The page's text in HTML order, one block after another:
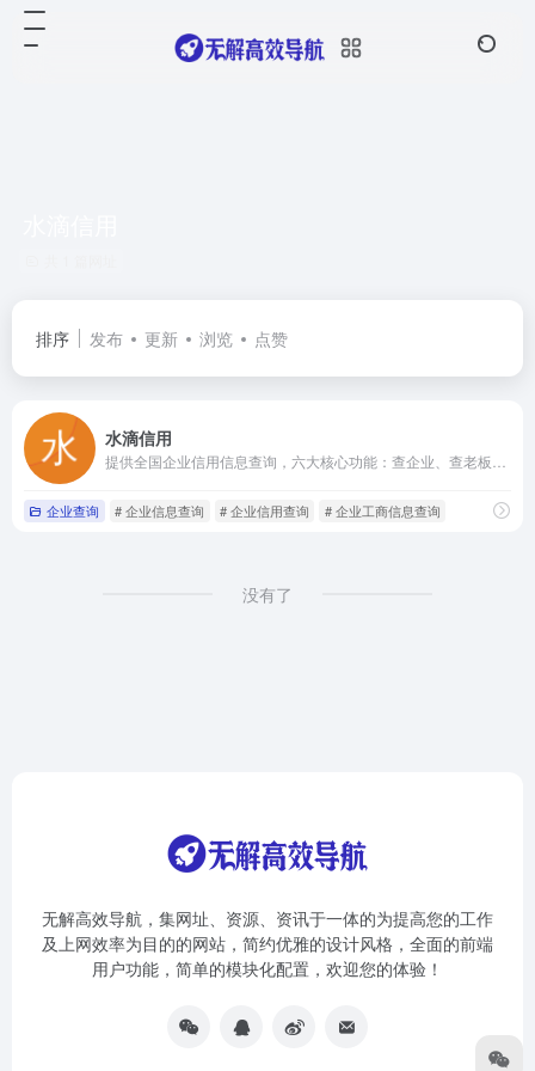
排序 发布 更新 浏览 点赞
水滴信用
企业查询 # 企业信息查询 # 企业信用查询 # 企业工商信息查询
没有了
无解高效导航，集网址、资源、资讯于一体的为提高您的工作
及上网效率为目的的网站，简约优雅的设计风格，全面的前端
用户功能，简单的模块化配置，欢迎您的体验！